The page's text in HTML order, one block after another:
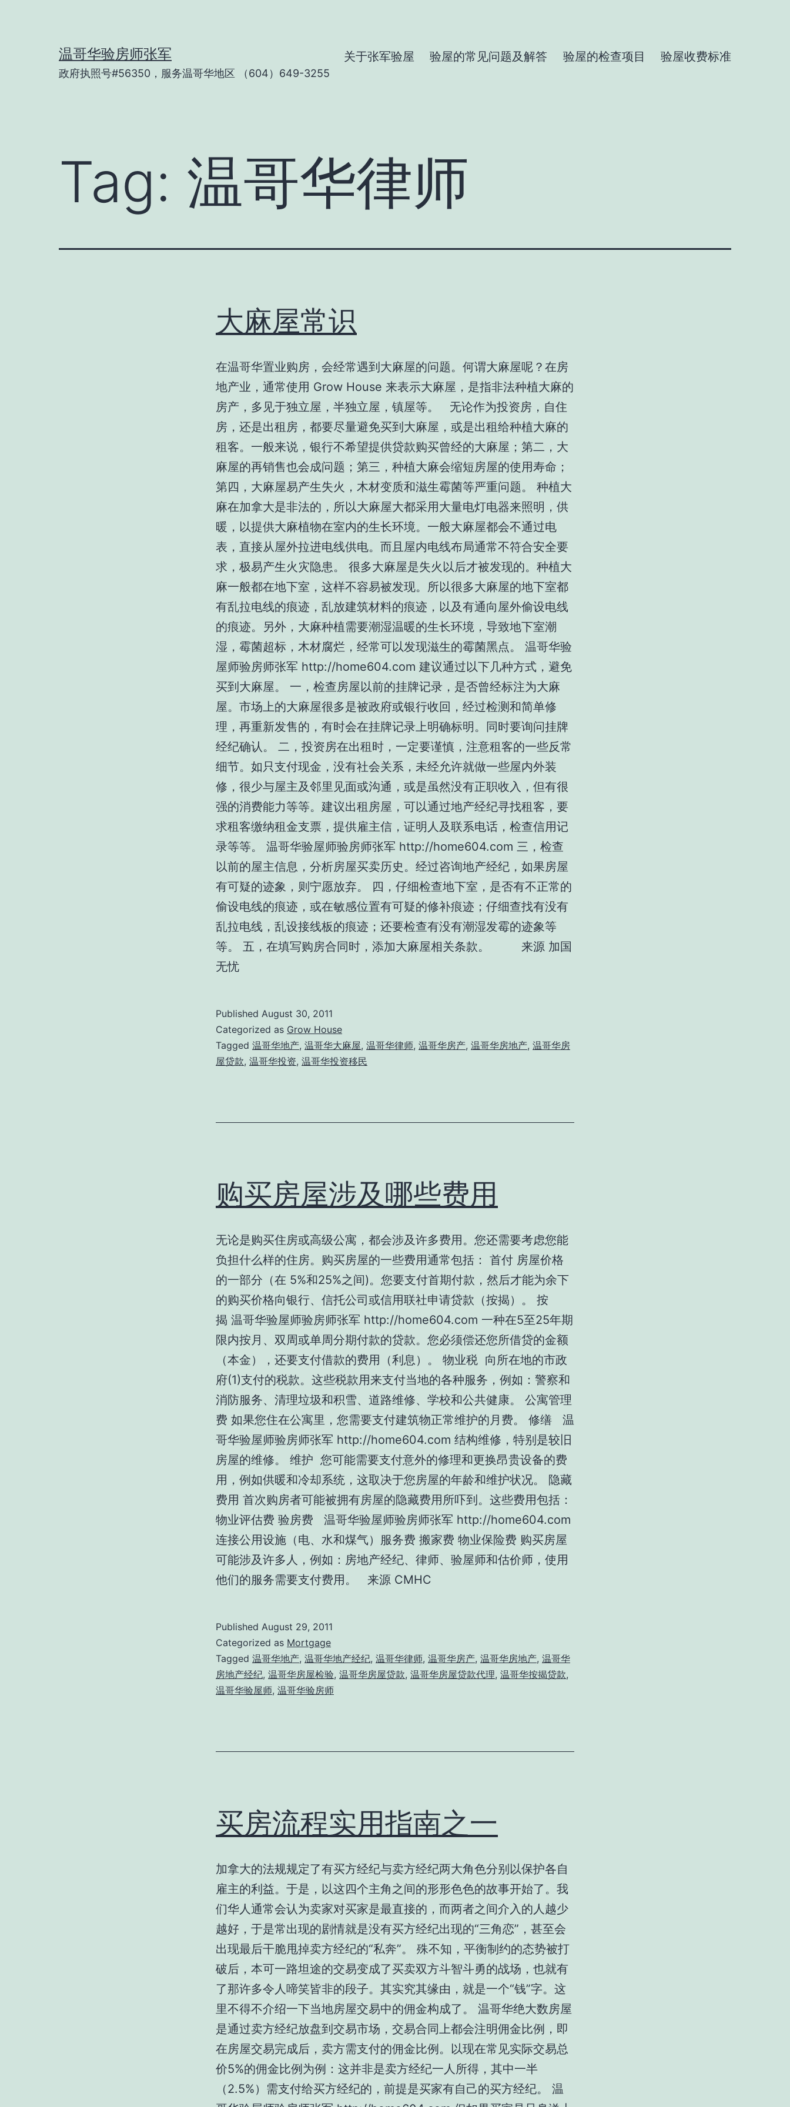
温哥华验房师张军
政府执照号#56350，服务温哥华地区 （604）649-3255
关于张军验屋 验屋的常见问题及解答 验屋的检查项目 验屋收费标准
Tag: 温哥华律师
大麻屋常识
在温哥华置业购房，会经常遇到大麻屋的问题。何谓大麻屋呢？在房
地产业，通常使用 Grow House 来表示大麻屋，是指非法种植大麻的
房产，多见于独立屋，半独立屋，镇屋等。 无论作为投资房，自住
房，还是出租房，都要尽量避免买到大麻屋，或是出租给种植大麻的
租客。一般来说，银行不希望提供贷款购买曾经的大麻屋；第二，大
麻屋的再销售也会成问题；第三，种植大麻会缩短房屋的使用寿命；
第四，大麻屋易产生失火，木材变质和滋生霉菌等严重问题。 种植大
麻在加拿大是非法的，所以大麻屋大都采用大量电灯电器来照明，供
暖，以提供大麻植物在室内的生长环境。一般大麻屋都会不通过电
表，直接从屋外拉进电线供电。而且屋内电线布局通常不符合安全要
求，极易产生火灾隐患。 很多大麻屋是失火以后才被发现的。种植大
麻一般都在地下室，这样不容易被发现。所以很多大麻屋的地下室都
有乱拉电线的痕迹，乱放建筑材料的痕迹，以及有通向屋外偷设电线
的痕迹。另外，大麻种植需要潮湿温暖的生长环境，导致地下室潮
湿，霉菌超标，木材腐烂，经常可以发现滋生的霉菌黑点。 温哥华验
屋师验房师张军 http://home604.com 建议通过以下几种方式，避免
买到大麻屋。 一，检查房屋以前的挂牌记录，是否曾经标注为大麻
屋。市场上的大麻屋很多是被政府或银行收回，经过检测和简单修
理，再重新发售的，有时会在挂牌记录上明确标明。同时要询问挂牌
经纪确认。 二，投资房在出租时，一定要谨慎，注意租客的一些反常
细节。如只支付现金，没有社会关系，未经允许就做一些屋内外装
修，很少与屋主及邻里见面或沟通，或是虽然没有正职收入，但有很
强的消费能力等等。建议出租房屋，可以通过地产经纪寻找租客，要
求租客缴纳租金支票，提供雇主信，证明人及联系电话，检查信用记
录等等。 温哥华验屋师验房师张军 http://home604.com 三，检查
以前的屋主信息，分析房屋买卖历史。经过咨询地产经纪，如果房屋
有可疑的迹象，则宁愿放弃。 四，仔细检查地下室，是否有不正常的
偷设电线的痕迹，或在敏感位置有可疑的修补痕迹；仔细查找有没有
乱拉电线，乱设接线板的痕迹；还要检查有没有潮湿发霉的迹象等
等。 五，在填写购房合同时，添加大麻屋相关条款。 来源 加国
无忧
Published August 30, 2011
Categorized as Grow House
Tagged 温哥华地产, 温哥华大麻屋, 温哥华律师, 温哥华房产, 温哥华房地产, 温哥华房
屋贷款, 温哥华投资, 温哥华投资移民
购买房屋涉及哪些费用
无论是购买住房或高级公寓，都会涉及许多费用。您还需要考虑您能
负担什么样的住房。购买房屋的一些费用通常包括： 首付 房屋价格
的一部分（在 5%和25%之间)。您要支付首期付款，然后才能为余下
的购买价格向银行、信托公司或信用联社申请贷款（按揭）。 按
揭 温哥华验屋师验房师张军 http://home604.com 一种在5至25年期
限内按月、双周或单周分期付款的贷款。您必须偿还您所借贷的金额
（本金），还要支付借款的费用（利息）。 物业税 向所在地的市政
府(1)支付的税款。这些税款用来支付当地的各种服务，例如：警察和
消防服务、清理垃圾和积雪、道路维修、学校和公共健康。 公寓管理
费 如果您住在公寓里，您需要支付建筑物正常维护的月费。 修缮 温
哥华验屋师验房师张军 http://home604.com 结构维修，特别是较旧
房屋的维修。 维护 您可能需要支付意外的修理和更换昂贵设备的费
用，例如供暖和冷却系统，这取决于您房屋的年龄和维护状况。 隐藏
费用 首次购房者可能被拥有房屋的隐藏费用所吓到。这些费用包括：
物业评估费 验房费 温哥华验屋师验房师张军 http://home604.com
连接公用设施（电、水和煤气）服务费 搬家费 物业保险费 购买房屋
可能涉及许多人，例如：房地产经纪、律师、验屋师和估价师，使用
他们的服务需要支付费用。 来源 CMHC
Published August 29, 2011
Categorized as Mortgage
Tagged 温哥华地产, 温哥华地产经纪, 温哥华律师, 温哥华房产, 温哥华房地产, 温哥华
房地产经纪, 温哥华房屋检验, 温哥华房屋贷款, 温哥华房屋贷款代理, 温哥华按揭贷款,
温哥华验屋师, 温哥华验房师
买房流程实用指南之一
加拿大的法规规定了有买方经纪与卖方经纪两大角色分别以保护各自
雇主的利益。于是，以这四个主角之间的形形色色的故事开始了。我
们华人通常会认为卖家对买家是最直接的，而两者之间介入的人越少
越好，于是常出现的剧情就是没有买方经纪出现的“三角恋”，甚至会
出现最后干脆甩掉卖方经纪的“私奔”。 殊不知，平衡制约的态势被打
破后，本可一路坦途的交易变成了买卖双方斗智斗勇的战场，也就有
了那许多令人啼笑皆非的段子。其实究其缘由，就是一个“钱”字。这
里不得不介绍一下当地房屋交易中的佣金构成了。 温哥华绝大数房屋
是通过卖方经纪放盘到交易市场，交易合同上都会注明佣金比例，即
在房屋交易完成后，卖方需支付的佣金比例。以现在常见实际交易总
价5%的佣金比例为例：这并非是卖方经纪一人所得，其中一半
（2.5%）需支付给买方经纪的，前提是买家有自己的买方经纪。 温